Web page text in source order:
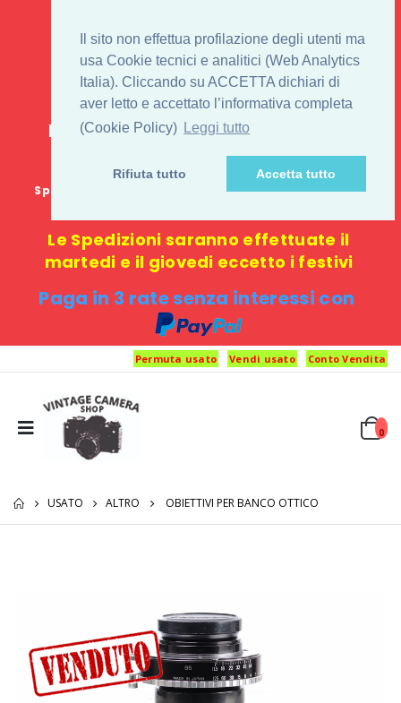
Il sito non effettua profilazione degli utenti ma
usa Cookie tecnici e analitici (Web Analytics
Italia). Cliccando su ACCETTA dichiari di
aver letto e accettato l’informativa completa
(Cookie Policy) Leggi tutto
Rifiuta tutto Accetta tutto
IL 1° STORE ON LINE
PENTAX USATO E
NUOVO
E-commerce 100% online: nessun
negozio fisico o punto di ritiro
Spedizione GRATUITA in Italia con spesa minima di
Le Spedizioni saranno effettuate il
martedi e il giovedi eccetto i festivi
Paga in 3 rate senza interessi con
Permuta usato Vendi usato Conto Vendita
0
USATO ALTRO OBIETTIVI PER BANCO OTTICO